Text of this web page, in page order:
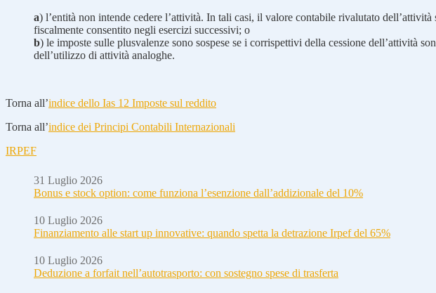
a) l’entità non intende cedere l’attività. In tali casi, il valore contabile rivalutato
fiscalmente consentito negli esercizi successivi; o
b) le imposte sulle plusvalenze sono sospese se i corrispettivi della cessione dell’attività
dell’utilizzo di attività analoghe.
Torna all’indice dello Ias 12 Imposte sul reddito
Torna all’indice dei Principi Contabili Internazionali
IRPEF
31 Luglio 2026
Bonus e stock option: come funziona l’esenzione dall’addizionale del 10%
10 Luglio 2026
Finanziamento alle start up innovative: quando spetta la detrazione Irpef del 65%
10 Luglio 2026
Deduzione a forfait nell’autotrasporto: con sostegno spese di trasferta